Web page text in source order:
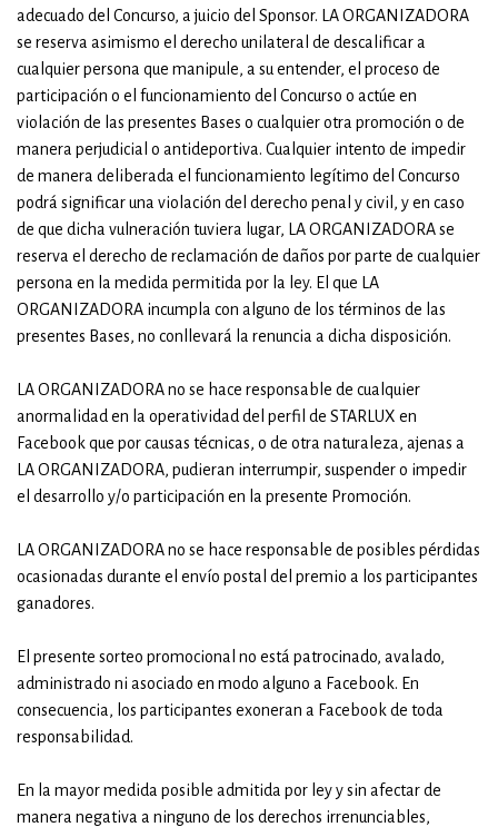
adecuado del Concurso, a juicio del Sponsor. LA ORGANIZADORA
se reserva asimismo el derecho unilateral de descalificar a
cualquier persona que manipule, a su entender, el proceso de
participación o el funcionamiento del Concurso o actúe en
violación de las presentes Bases o cualquier otra promoción o de
manera perjudicial o antideportiva. Cualquier intento de impedir
de manera deliberada el funcionamiento legítimo del Concurso
podrá significar una violación del derecho penal y civil, y en caso
de que dicha vulneración tuviera lugar, LA ORGANIZADORA se
reserva el derecho de reclamación de daños por parte de cualquier
persona en la medida permitida por la ley. El que LA
ORGANIZADORA incumpla con alguno de los términos de las
presentes Bases, no conllevará la renuncia a dicha disposición.
LA ORGANIZADORA no se hace responsable de cualquier
anormalidad en la operatividad del perfil de STARLUX en
Facebook que por causas técnicas, o de otra naturaleza, ajenas a
LA ORGANIZADORA, pudieran interrumpir, suspender o impedir
el desarrollo y/o participación en la presente Promoción.
LA ORGANIZADORA no se hace responsable de posibles pérdidas
ocasionadas durante el envío postal del premio a los participantes
ganadores.
El presente sorteo promocional no está patrocinado, avalado,
administrado ni asociado en modo alguno a Facebook. En
consecuencia, los participantes exoneran a Facebook de toda
responsabilidad.
En la mayor medida posible admitida por ley y sin afectar de
manera negativa a ninguno de los derechos irrenunciables,